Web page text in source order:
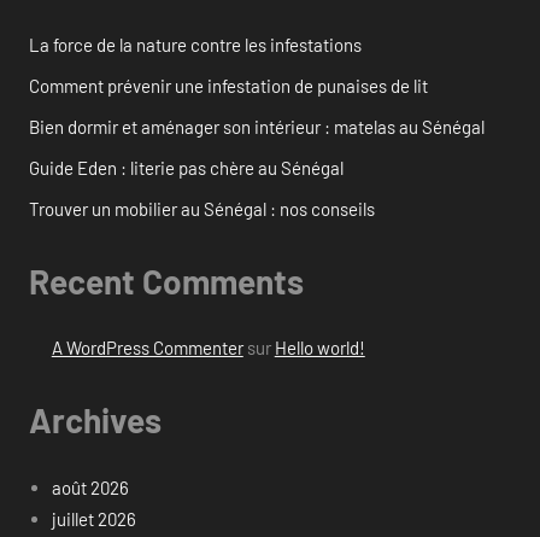
La force de la nature contre les infestations
Comment prévenir une infestation de punaises de lit
Bien dormir et aménager son intérieur : matelas au Sénégal
Guide Eden : literie pas chère au Sénégal
Trouver un mobilier au Sénégal : nos conseils
Recent Comments
A WordPress Commentersur Hello world!
Archives
août 2026
juillet 2026